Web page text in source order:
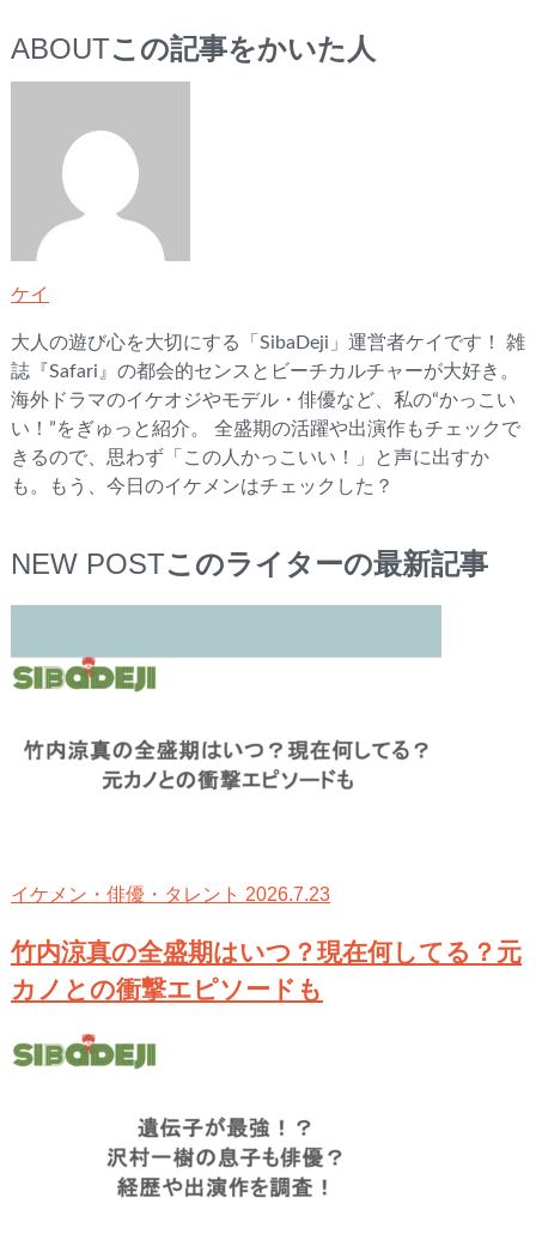
ABOUTこの記事をかいた人
ケイ
大人の遊び心を大切にする「SibaDeji」運営者ケイです！ 雑
誌『Safari』の都会的センスとビーチカルチャーが大好き。
海外ドラマのイケオジやモデル・俳優など、私の“かっこい
い！”をぎゅっと紹介。 全盛期の活躍や出演作もチェックで
きるので、思わず「この人かっこいい！」と声に出すか
も。もう、今日のイケメンはチェックした？
NEW POSTこのライターの最新記事
イケメン・俳優・タレント 2026.7.23
竹内涼真の全盛期はいつ？現在何してる？元
カノとの衝撃エピソードも